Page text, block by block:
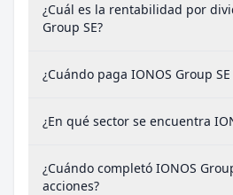
¿Cuál es la rentabilidad por
Group SE?
¿Cuándo paga IONOS Group
¿En qué sector se encuentra
¿Cuándo completó IONOS
acciones?